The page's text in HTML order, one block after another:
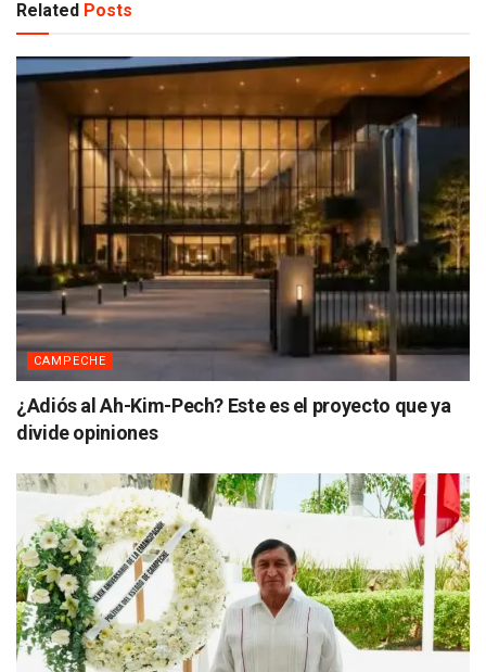
Related Posts
CAMPECHE
¿Adiós al Ah-Kim-Pech? Este es el proyecto que ya
divide opiniones